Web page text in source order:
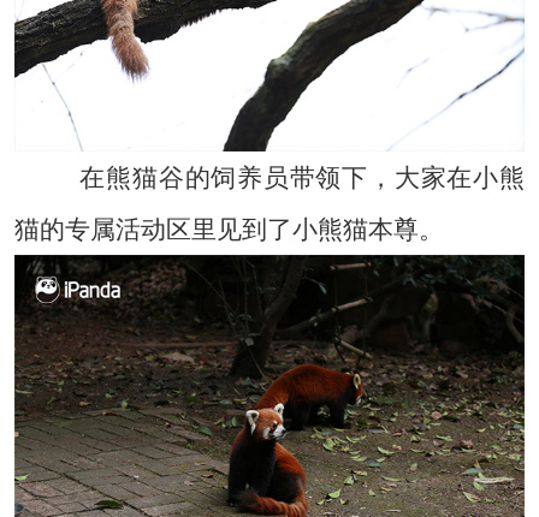
在熊猫谷的饲养员带领下，大家在小熊
猫的专属活动区里见到了小熊猫本尊。